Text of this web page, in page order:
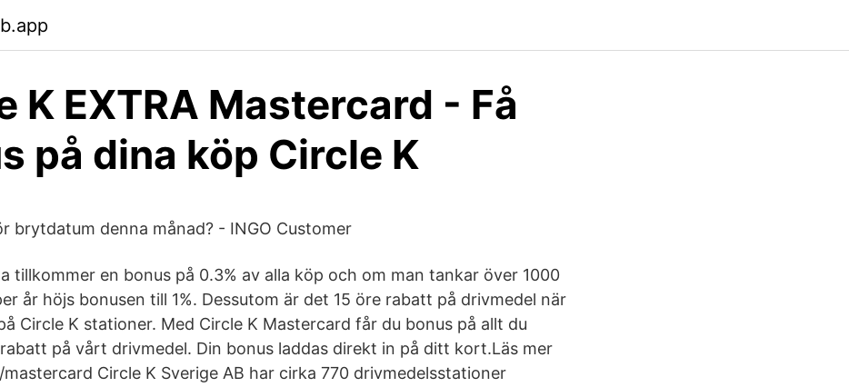
K EXTRA Mastercard - Få
på dina köp Circle K
brytdatum denna månad? - INGO Customer
tillkommer en bonus på 0.3% av alla köp och om man tankar över 1000
år höjs bonusen till 1%. Dessutom är det 15 öre rabatt på drivmedel när
Circle K stationer. Med Circle K Mastercard får du bonus på allt du
på vårt drivmedel. Din bonus laddas direkt in på ditt kort.Läs mer
Circle K Sverige AB har cirka 770 drivmedelsstationer